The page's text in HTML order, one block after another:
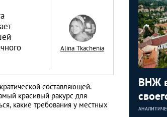
Alina Tkachenia
составляющей.
красивый ракурс для
какие требования у местных
ВНЖ
для
Как открыть бизнес в
Словакии: процедура для
иностранцев
АНАЛИТИЧЕСКИЕ СТАТЬИ